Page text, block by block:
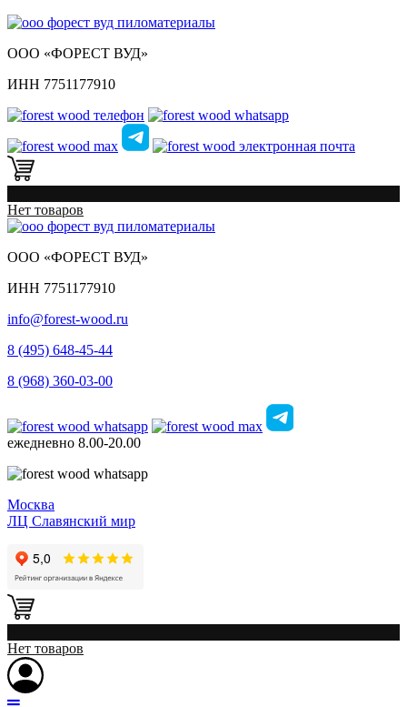
ООО «ФОРЕСТ ВУД»
ИНН 7751177910
Нет товаров
ООО «ФОРЕСТ ВУД»
ИНН 7751177910
info@forest-wood.ru
8 (495) 648-45-44
8 (968) 360-03-00
ежедневно 8.00-20.00
Москва
ЛЦ Славянский мир
Нет товаров